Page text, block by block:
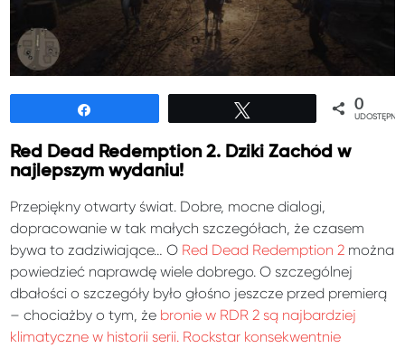
0
Red Dead Redemption 2. Dziki Zachód w
najlepszym wydaniu!
Przepiękny otwarty świat. Dobre, mocne dialogi,
dopracowanie w tak małych szczegółach, że czasem
bywa to zadziwiające… O Red Dead Redemption 2 można
powiedzieć naprawdę wiele dobrego. O szczególnej
dbałości o szczegóły było głośno jeszcze przed premierą
– chociażby o tym, że bronie w RDR 2 są najbardziej
klimatyczne w historii serii. Rockstar konsekwentnie